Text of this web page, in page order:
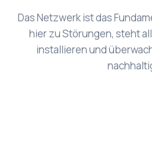
Das Netzwerk ist das
hier zu Störungen, steht
installieren und